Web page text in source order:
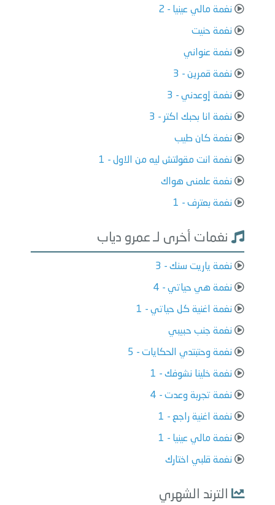
نغمة مالي عينيا - 2
نغمة حنيت
نغمة عنواني
نغمة قمرين - 3
نغمة إوعدني - 3
نغمة انا بحبك اكتر - 3
نغمة كان طيب
نغمة انت مقولتش ليه من الاول - 1
نغمة علمنى هواك
نغمة بعترف - 1
نغمات أخرى لـ عمرو دياب
نغمة ياريت سنك - 3
نغمة هي حياتي - 4
نغمة اغنية كل حياتي - 1
نغمة جنب حبيبي
نغمة وحتبتدي الحكايات - 5
نغمة خلينا نشوفك - 1
نغمة تجربة وعدت - 4
نغمة اغنية راجع - 1
نغمة مالي عينيا - 1
نغمة قلبي اختارك
الترند الشهري